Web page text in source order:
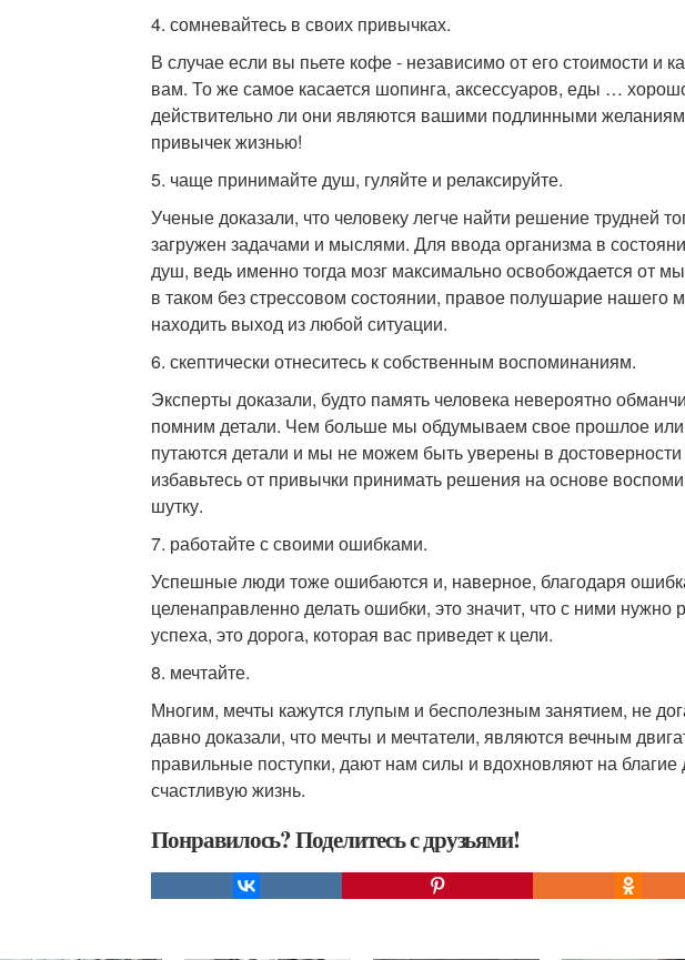
4. сомневайтесь в своих привычках.
В случае если вы пьете кофе - независимо от его стоимости и
вам. То же самое касается шопинга, аксессуаров, еды …
действительно ли они являются вашими подлинными
привычек жизнью!
5. чаще принимайте душ, гуляйте и релаксируйте.
Ученые доказали, что человеку легче найти решение трудней
загружен задачами и мыслями. Для ввода организма в
душ, ведь именно тогда мозг максимально освобождается от
в таком без стрессовом состоянии, правое полушарие нашего
находить выход из любой ситуации.
6. скептически отнеситесь к собственным воспоминаниям.
Эксперты доказали, будто память человека невероятно
помним детали. Чем больше мы обдумываем свое прошлое или
путаются детали и мы не можем быть уверены в
избавьтесь от привычки принимать решения на основе
шутку.
7. работайте с своими ошибками.
Успешные люди тоже ошибаются и, наверное, благодаря
целенаправленно делать ошибки, это значит, что с ними нужно
успеха, это дорога, которая вас приведет к цели.
8. мечтайте.
Многим, мечты кажутся глупым и бесполезным занятием, не
давно доказали, что мечты и мечтатели, являются вечным
правильные поступки, дают нам силы и вдохновляют на
счастливую жизнь.
Понравилось? Поделитесь с друзьями!